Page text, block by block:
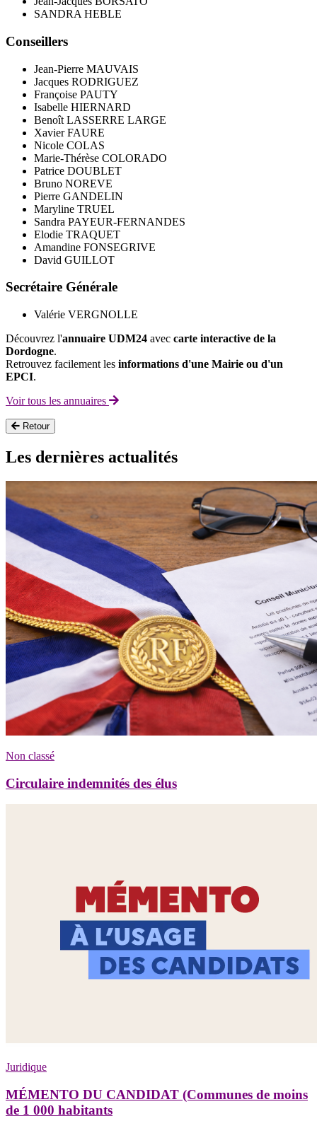
SANDRA HEBLE
Conseillers
Jean-Pierre MAUVAIS
Jacques RODRIGUEZ
Françoise PAUTY
Isabelle HIERNARD
Benoît LASSERRE LARGE
Xavier FAURE
Nicole COLAS
Marie-Thérèse COLORADO
Patrice DOUBLET
Bruno NOREVE
Pierre GANDELIN
Maryline TRUEL
Sandra PAYEUR-FERNANDES
Elodie TRAQUET
Amandine FONSEGRIVE
David GUILLOT
Secrétaire Générale
Valérie VERGNOLLE
Découvrez l'annuaire UDM24 avec carte interactive de la
Dordogne.
Retrouvez facilement les informations d'une Mairie ou d'un
EPCI.
Voir tous les annuaires
Retour
Les dernières actualités
Non classé
Circulaire indemnités des élus
Juridique
MÉMENTO DU CANDIDAT (Communes de moins
de 1 000 habitants